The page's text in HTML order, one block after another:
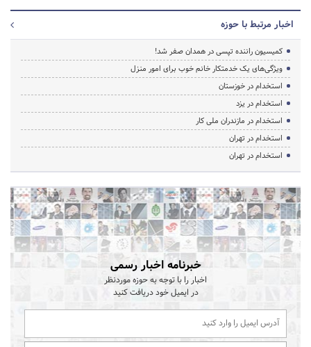
اخبار مرتبط با حوزه
کمیسیون راننده تپسی در همدان صفر شد!
ویژگی‌های یک خدمتکار خانم خوب برای امور منزل
استخدام در خوزستان
استخدام در یزد
استخدام در مازندران ملی کار
استخدام در تهران
استخدام در تهران
خبرنامه اخبار رسمی
اخبار را با توجه به حوزه موردنظر
در ایمیل خود دریافت کنید